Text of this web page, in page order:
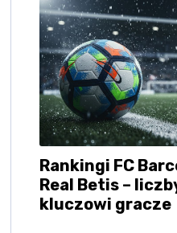
Rankingi FC
Real Betis –
kluczowi gracze